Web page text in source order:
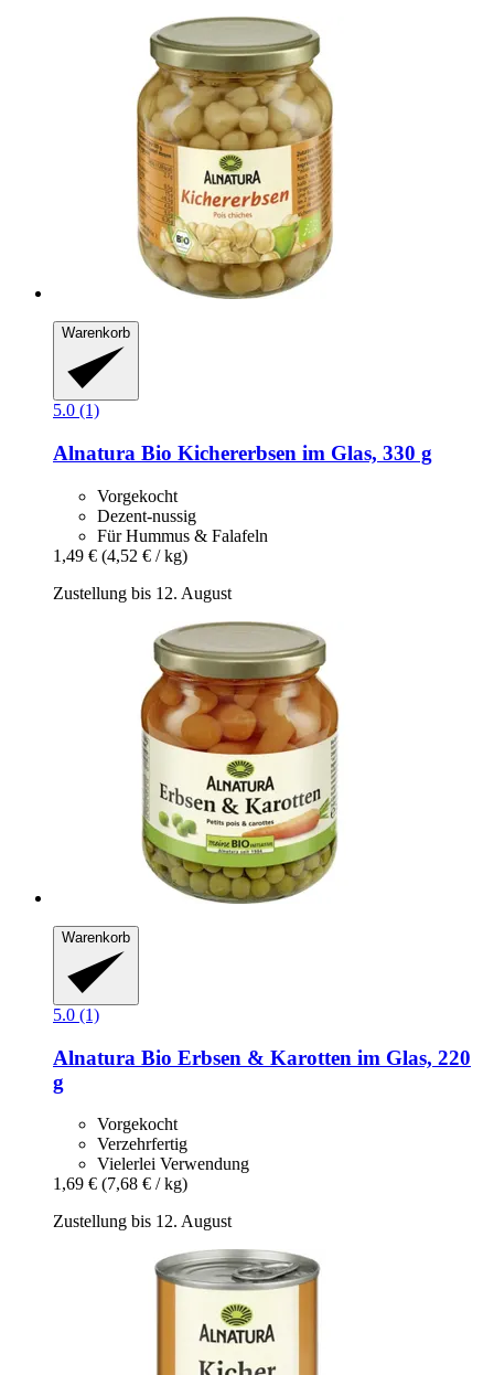
Warenkorb
5.0 (1)
Alnatura Bio Kichererbsen im Glas, 330 g
Vorgekocht
Dezent-nussig
Für Hummus & Falafeln
1,49 € (4,52 € / kg)
Zustellung bis 12. August
Warenkorb
5.0 (1)
Alnatura Bio Erbsen & Karotten im Glas, 220
g
Vorgekocht
Verzehrfertig
Vielerlei Verwendung
1,69 € (7,68 € / kg)
Zustellung bis 12. August